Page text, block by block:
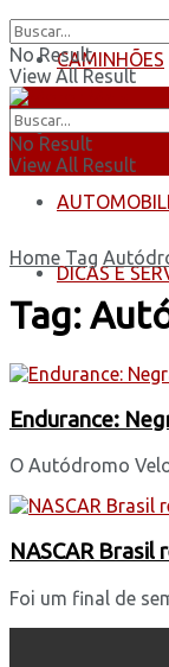
CAMINHÕES
ÔNIBUS
DICAS E
No Result
View All Result
No Result
View All Result
Home Tag
Tag:
Endurance:
O Autódromo
NASCAR Brasil
Foi um final de